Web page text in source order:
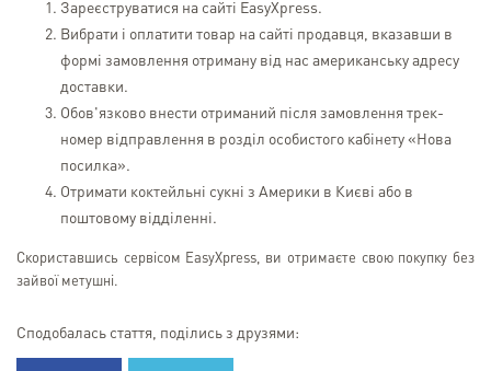
Зареєструватися на сайті EasyХpress.
Вибрати і оплатити товар на сайті продавця, вказавши в
формі замовлення отриману від нас американську адресу
доставки.
Обов'язково внести отриманий після замовлення трек-
номер відправлення в розділ особистого кабінету «Нова
посилка».
Отримати коктейльні сукні з Америки в Києві або в
поштовому відділенні.
Скориставшись сервісом EasyХpress, ви отримаєте свою покупку без
зайвої метушні.
Сподобалась стаття, поділись з друзями: